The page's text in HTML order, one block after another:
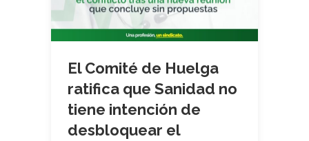
El Comité de Huelga
ratifica que Sanidad no
tiene intención de
desbloquear el